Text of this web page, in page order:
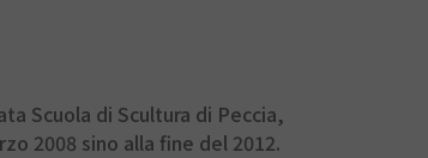
Scuola di Scultura di Peccia,
2008 sino alla fine del 2012.